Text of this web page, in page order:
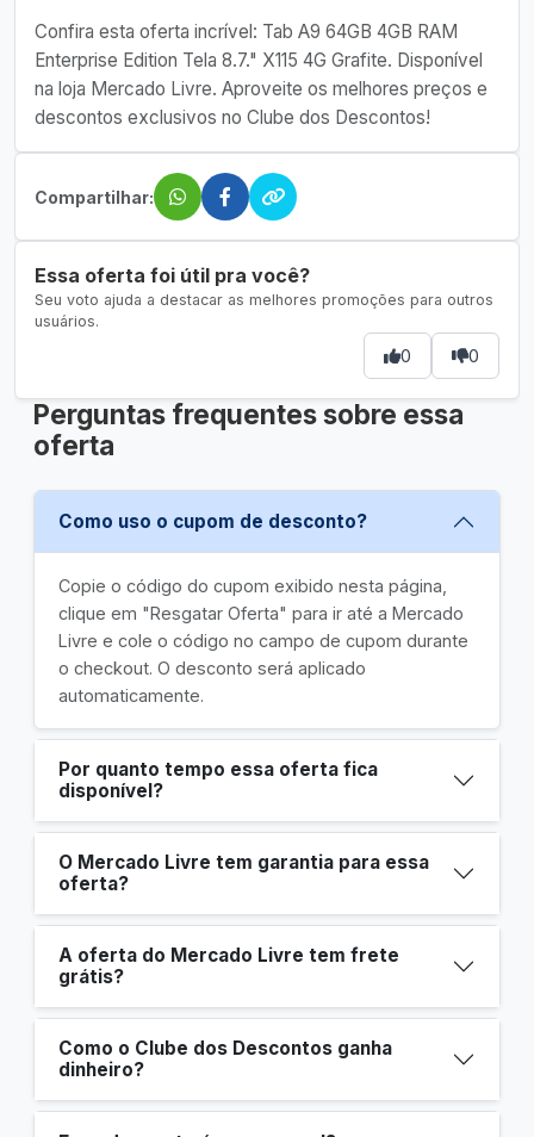
Confira esta oferta incrível: Tab A9 64GB 4GB RAM
Enterprise Edition Tela 8.7." X115 4G Grafite. Disponível
na loja Mercado Livre. Aproveite os melhores preços e
descontos exclusivos no Clube dos Descontos!
Compartilhar:
Essa oferta foi útil pra você?
Seu voto ajuda a destacar as melhores promoções para outros
usuários.
0 0
Perguntas frequentes sobre essa
oferta
Como uso o cupom de desconto?
Copie o código do cupom exibido nesta página,
clique em "Resgatar Oferta" para ir até a Mercado
Livre e cole o código no campo de cupom durante
o checkout. O desconto será aplicado
automaticamente.
Por quanto tempo essa oferta fica
disponível?
O Mercado Livre tem garantia para essa
oferta?
A oferta do Mercado Livre tem frete
grátis?
Como o Clube dos Descontos ganha
dinheiro?